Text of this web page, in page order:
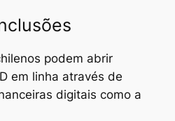
podem abrir
em linha através de
digitais como a